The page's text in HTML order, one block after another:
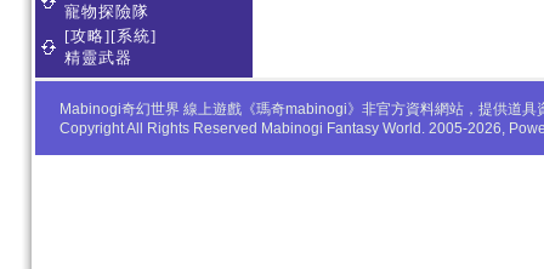
寵物探險隊
[攻略][系統]
精靈武器
Mabinogi奇幻世界 線上遊戲《瑪奇mabinogi》非官方資料網站，提供道
Copyright All Rights Reserved Mabinogi Fantasy World. 2005-2026,